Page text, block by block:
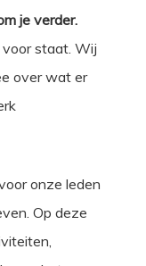
je verder.
staat. Wij
over wat er
onze leden
Op deze